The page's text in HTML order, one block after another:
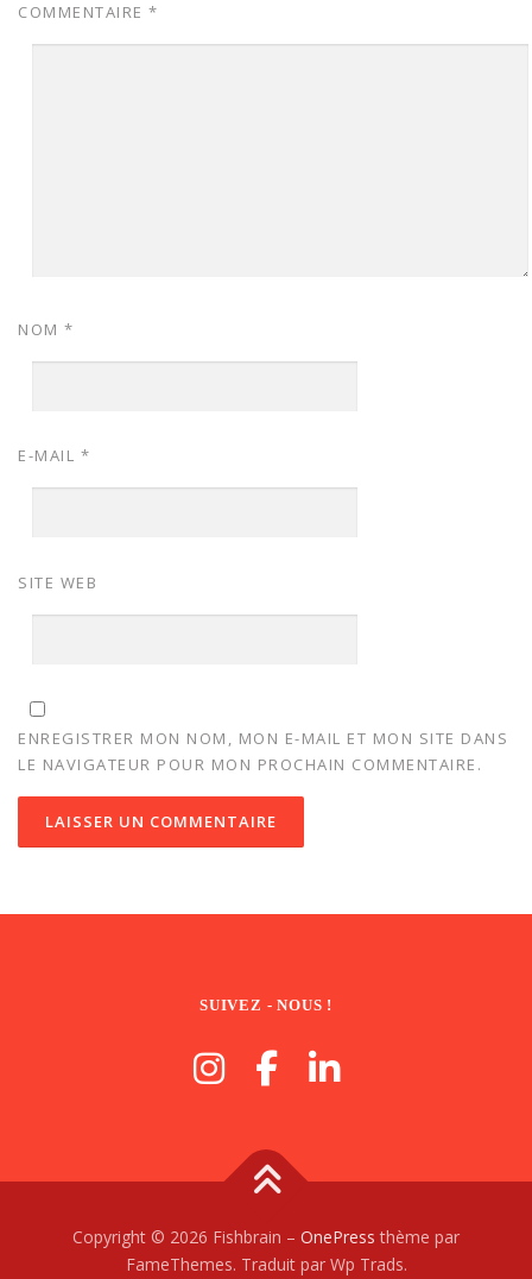
COMMENTAIRE *
NOM *
E-MAIL *
SITE WEB
ENREGISTRER MON NOM, MON E-MAIL ET MON SITE DANS
LE NAVIGATEUR POUR MON PROCHAIN COMMENTAIRE.
SUIVEZ - NOUS !
Copyright © 2026 Fishbrain – OnePress thème par
FameThemes. Traduit par Wp Trads.